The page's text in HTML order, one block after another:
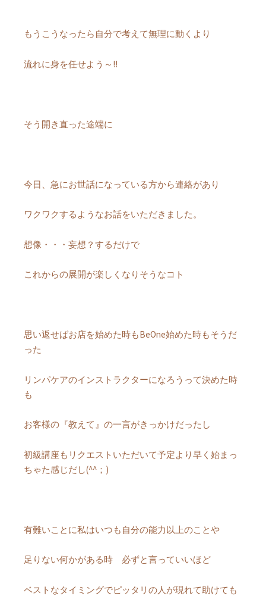
もうこうなったら自分で考えて無理に動くより
流れに身を任せよう～!!
そう開き直った途端に
今日、急にお世話になっている方から連絡があり
ワクワクするようなお話をいただきました。
想像・・・妄想？するだけで
これからの展開が楽しくなりそうなコト
思い返せばお店を始めた時もBeOne始めた時もそうだ
った
リンパケアのインストラクターになろうって決めた時
も
お客様の『教えて』の一言がきっかけだったし
初級講座もリクエストいただいて予定より早く始まっ
ちゃた感じだし(^^；)
有難いことに私はいつも自分の能力以上のことや
足りない何かがある時 必ずと言っていいほど
ベストなタイミングでピッタリの人が現れて助けても